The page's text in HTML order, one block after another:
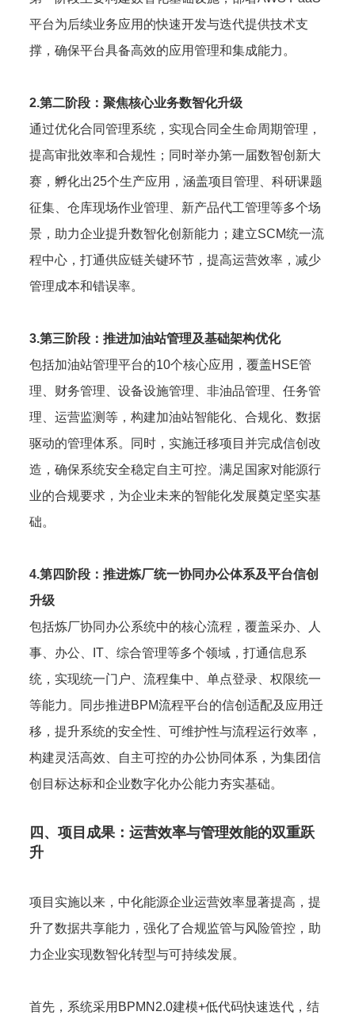
平台为后续业务应用的快速开发与迭代提供技术支
撑，确保平台具备高效的应用管理和集成能力。
2.第二阶段：聚焦核心业务数智化升级
通过优化合同管理系统，实现合同全生命周期管理，
提高审批效率和合规性；同时举办第一届数智创新大
赛，孵化出25个生产应用，涵盖项目管理、科研课题
征集、仓库现场作业管理、新产品代工管理等多个场
景，助力企业提升数智化创新能力；建立SCM统一流
程中心，打通供应链关键环节，提高运营效率，减少
管理成本和错误率。
3.第三阶段：推进加油站管理及基础架构优化
包括加油站管理平台的10个核心应用，覆盖HSE管
理、财务管理、设备设施管理、非油品管理、任务管
理、运营监测等，构建加油站智能化、合规化、数据
驱动的管理体系。同时，实施迁移项目并完成信创改
造，确保系统安全稳定自主可控。满足国家对能源行
业的合规要求，为企业未来的智能化发展奠定坚实基
础。
4.第四阶段：推进炼厂统一协同办公体系及平台信创
升级
包括炼厂协同办公系统中的核心流程，覆盖采办、人
事、办公、IT、综合管理等多个领域，打通信息系
统，实现统一门户、流程集中、单点登录、权限统一
等能力。同步推进BPM流程平台的信创适配及应用迁
移，提升系统的安全性、可维护性与流程运行效率，
构建灵活高效、自主可控的办公协同体系，为集团信
创目标达标和企业数字化办公能力夯实基础。
四、项目成果：运营效率与管理效能的双重跃
升
项目实施以来，中化能源企业运营效率显著提高，提
升了数据共享能力，强化了合规监管与风险管控，助
力企业实现数智化转型与可持续发展。
首先，系统采用BPMN2.0建模+低代码快速迭代，结